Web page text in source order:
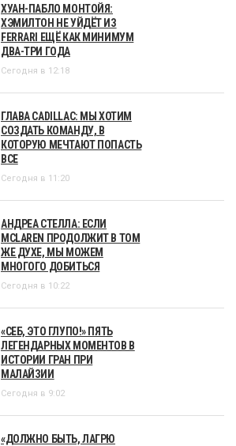
ХУАН-ПАБЛО МОНТОЙЯ:
ХЭМИЛТОН НЕ УЙДЁТ ИЗ
FERRARI ЕЩЁ КАК МИНИМУМ
ДВА-ТРИ ГОДА
Сегодня в 12:18
ГЛАВА CADILLAC: МЫ ХОТИМ
СОЗДАТЬ КОМАНДУ, В
КОТОРУЮ МЕЧТАЮТ ПОПАСТЬ
ВСЕ
Сегодня в 11:20
АНДРЕА СТЕЛЛА: ЕСЛИ
MCLAREN ПРОДОЛЖИТ В ТОМ
ЖЕ ДУХЕ, МЫ МОЖЕМ
МНОГОГО ДОБИТЬСЯ
Сегодня в 10:22
«СЕБ, ЭТО ГЛУПО!» ПЯТЬ
ЛЕГЕНДАРНЫХ МОМЕНТОВ В
ИСТОРИИ ГРАН ПРИ
МАЛАЙЗИИ
Сегодня в 9:02
«ДОЛЖНО БЫТЬ, ЛАГРЮ